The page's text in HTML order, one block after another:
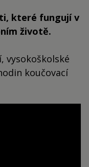
které fungují v
životě.
vysokoškolské
koučovací